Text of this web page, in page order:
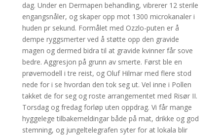
dag. Under en Dermapen behandling, vibrerer 12 sterile
engangsnåler, og skaper opp mot 1300 microkanaler i
huden pr sekund. Formålet med Ozzlo-puten er å
dempe ryggsmerter ved å støtte opp den gravide
magen og dermed bidra til at gravide kvinner får sove
bedre. Aggresjon på grunn av smerte. Først ble en
prøvemodell i tre reist, og Oluf Hilmar med flere stod
nede for i se hvordan den tok seg ut. Vel inne i Pollen
takket de for seg og roste arrangementet med Risør II.
Torsdag og fredag forløp uten oppdrag. Vi får mange
hyggelege tilbakemeldingar både på mat, drikke og god
stemning, og jungeltelegrafen syter for at lokala blir